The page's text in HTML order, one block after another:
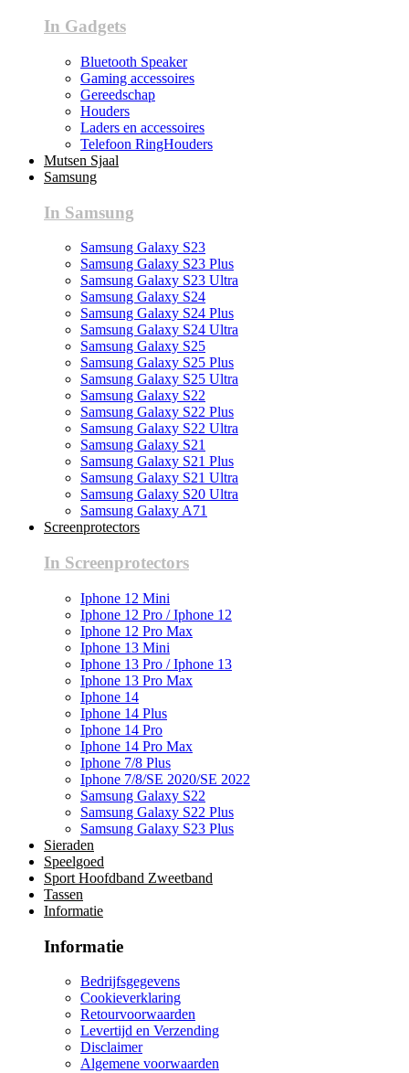
In Gadgets
Bluetooth Speaker
Gaming accessoires
Gereedschap
Houders
Laders en accessoires
Telefoon RingHouders
Mutsen Sjaal
Samsung
In Samsung
Samsung Galaxy S23
Samsung Galaxy S23 Plus
Samsung Galaxy S23 Ultra
Samsung Galaxy S24
Samsung Galaxy S24 Plus
Samsung Galaxy S24 Ultra
Samsung Galaxy S25
Samsung Galaxy S25 Plus
Samsung Galaxy S25 Ultra
Samsung Galaxy S22
Samsung Galaxy S22 Plus
Samsung Galaxy S22 Ultra
Samsung Galaxy S21
Samsung Galaxy S21 Plus
Samsung Galaxy S21 Ultra
Samsung Galaxy S20 Ultra
Samsung Galaxy A71
Screenprotectors
In Screenprotectors
Iphone 12 Mini
Iphone 12 Pro / Iphone 12
Iphone 12 Pro Max
Iphone 13 Mini
Iphone 13 Pro / Iphone 13
Iphone 13 Pro Max
Iphone 14
Iphone 14 Plus
Iphone 14 Pro
Iphone 14 Pro Max
Iphone 7/8 Plus
Iphone 7/8/SE 2020/SE 2022
Samsung Galaxy S22
Samsung Galaxy S22 Plus
Samsung Galaxy S23 Plus
Sieraden
Speelgoed
Sport Hoofdband Zweetband
Tassen
Informatie
Informatie
Bedrijfsgegevens
Cookieverklaring
Retourvoorwaarden
Levertijd en Verzending
Disclaimer
Algemene voorwaarden